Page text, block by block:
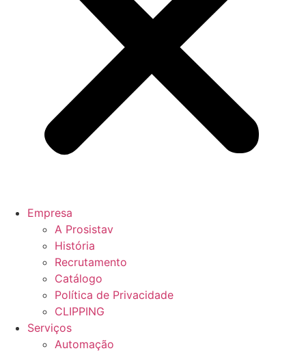
Empresa
A Prosistav
História
Recrutamento
Catálogo
Política de Privacidade
CLIPPING
Serviços
Automação